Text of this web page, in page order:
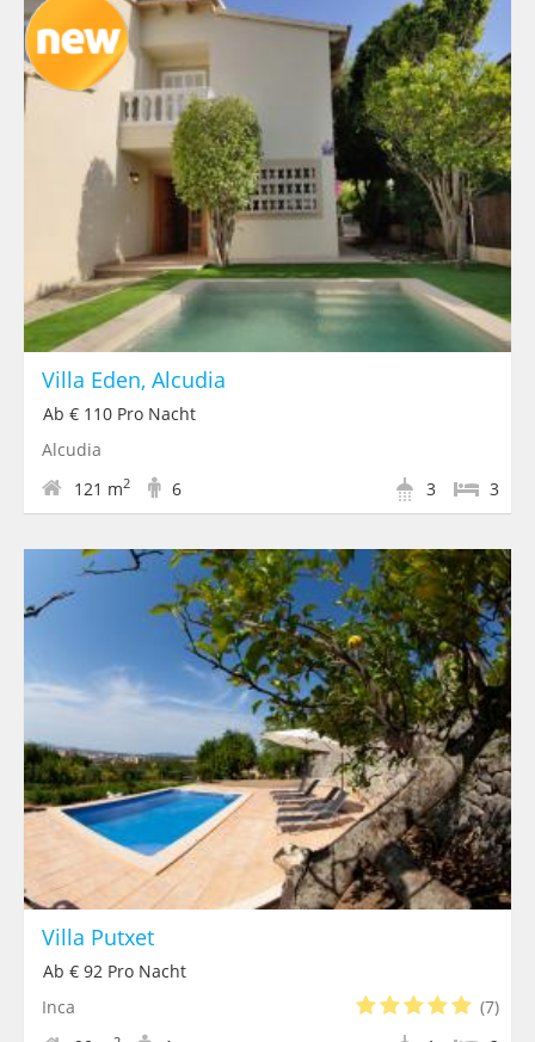
Villa Eden, Alcudia
Ab € 110 Pro Nacht
Alcudia
121 m2 6 3
3
Villa Putxet
Ab € 92 Pro Nacht
Inca
(7)